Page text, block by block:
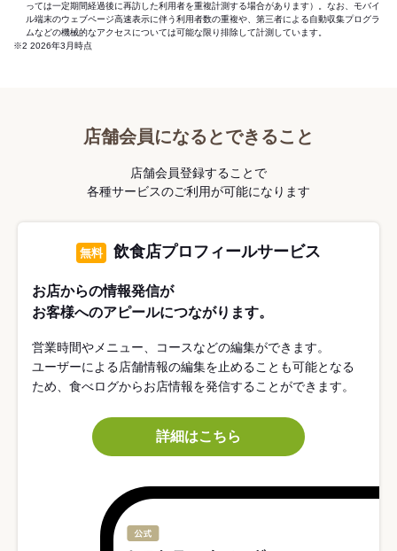
っては一定期間経過後に再訪した利用者を重複計測する場合があります）。なお、モバイ
ル端末のウェブページ高速表示に伴う利用者数の重複や、第三者による自動収集プログラ
ムなどの機械的なアクセスについては可能な限り排除して計測しています。
※2 2026年3月時点
店舗会員になるとできること
店舗会員登録することで
各種サービスのご利用が可能になります
無料 飲食店プロフィールサービス
お店からの情報発信が
お客様へのアピールにつながります。
営業時間やメニュー、コースなどの編集ができます。
ユーザーによる店舗情報の編集を止めることも可能となる
ため、食べログからお店情報を発信することができます。
詳細はこちら